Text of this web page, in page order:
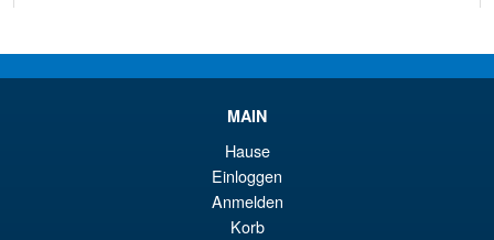
Star Wars The Vintage
Collection ARC Commander
Havoc and Clamshell Case
MAIN
Hause
Einloggen
Anmelden
Korb